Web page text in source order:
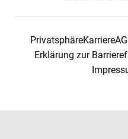
PrivatsphäreKarriere
Erklärung zur